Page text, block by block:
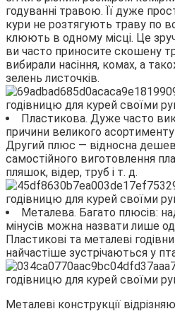
годуванні травою. Її дуже
кури не розтягують траву по
клюють в одному місці. Це
ви часто приносите скошену
вибирали насіння, комах, а
зелень листочків.
Пластикова. Дуже часто
причини великого
Другий плюс — відносна
самостійного виготовлення
пляшок, відер, труб і т. д.
Металева. Багато плюсів:
мінусів можна назвати лише
Пластикові та металеві
найчастіше зустрічаються у
Металеві конструкції